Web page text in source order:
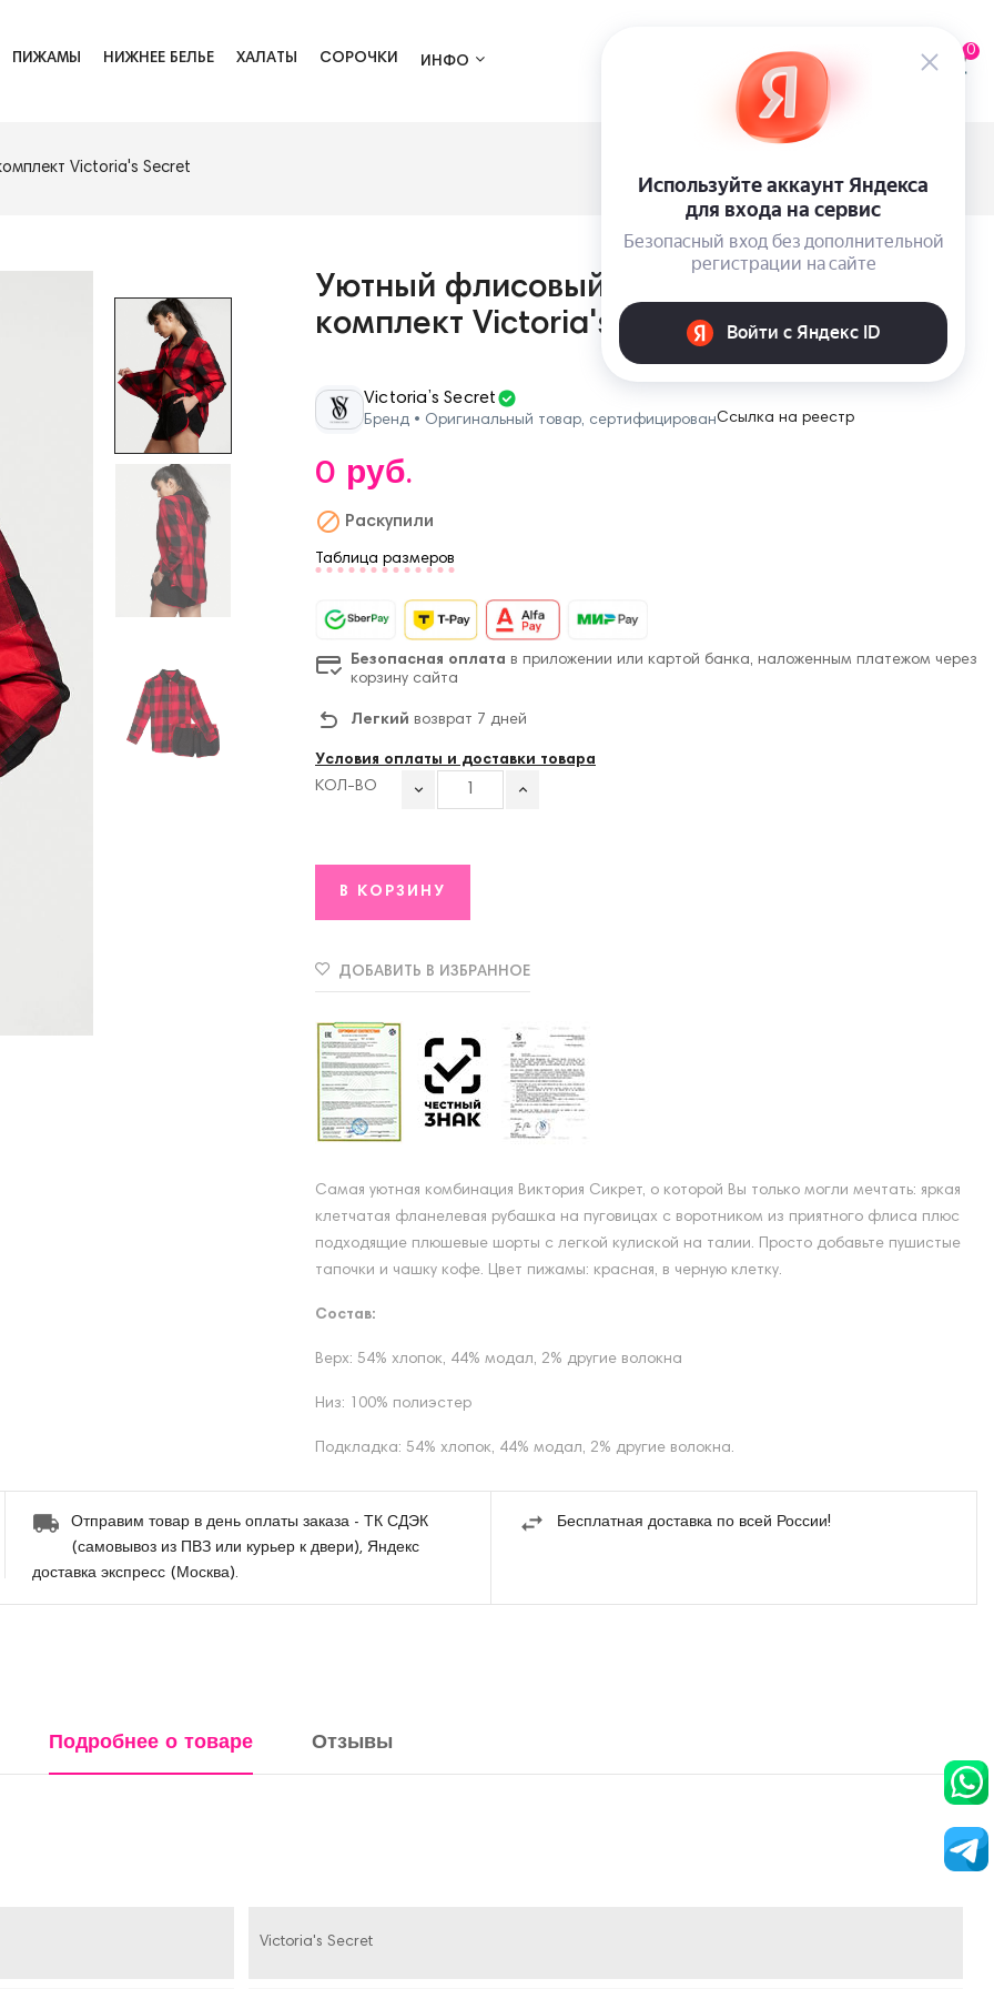
ПИЖАМЫ НИЖНЕЕ БЕЛЬЕ ХАЛАТЫ СОРОЧКИ ИНФО
0
Victoria's Secret
Уютный флисовый короткий пижамный
комплект Victoria's Secret
Victoria’s Secret
Бренд • Оригинальный товар, сертифицированСсылка на реестр
0 руб.
 Раскупили
Таблица размеров
Безопасная оплата в приложении или картой банка, наложенным платежом через
корзину сайта
Легкий возврат 7 дней
Условия оплаты и доставки товара
КОЛ-ВО
В КОРЗИНУ
ДОБАВИТЬ В ИЗБРАННОЕ
Самая уютная комбинация Виктория Сикрет, о которой Вы только могли мечтать: яркая
клетчатая фланелевая рубашка на пуговицах с воротником из приятного флиса плюс
подходящие плюшевые шорты с легкой кулиской на талии. Просто добавьте пушистые
тапочки и чашку кофе. Цвет пижамы: красная, в черную клетку.
Состав:
Верх: 54% хлопок, 44% модал, 2% другие волокна
Низ: 100% полиэстер
Подкладка: 54% хлопок, 44% модал, 2% другие волокна.
Отправим товар в день оплаты заказа - ТК СДЭК
(самовывоз из ПВЗ или курьер к двери), Яндекс
доставка экспресс (Москва).
Бесплатная доставка по всей России!
Подробнее о товаре Отзывы
Victoria's Secret